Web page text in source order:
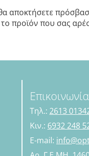
αποκτήσετε
προϊόν που σας
Τηλ.: 2613
Κιν.: 6932 248
E-mail: